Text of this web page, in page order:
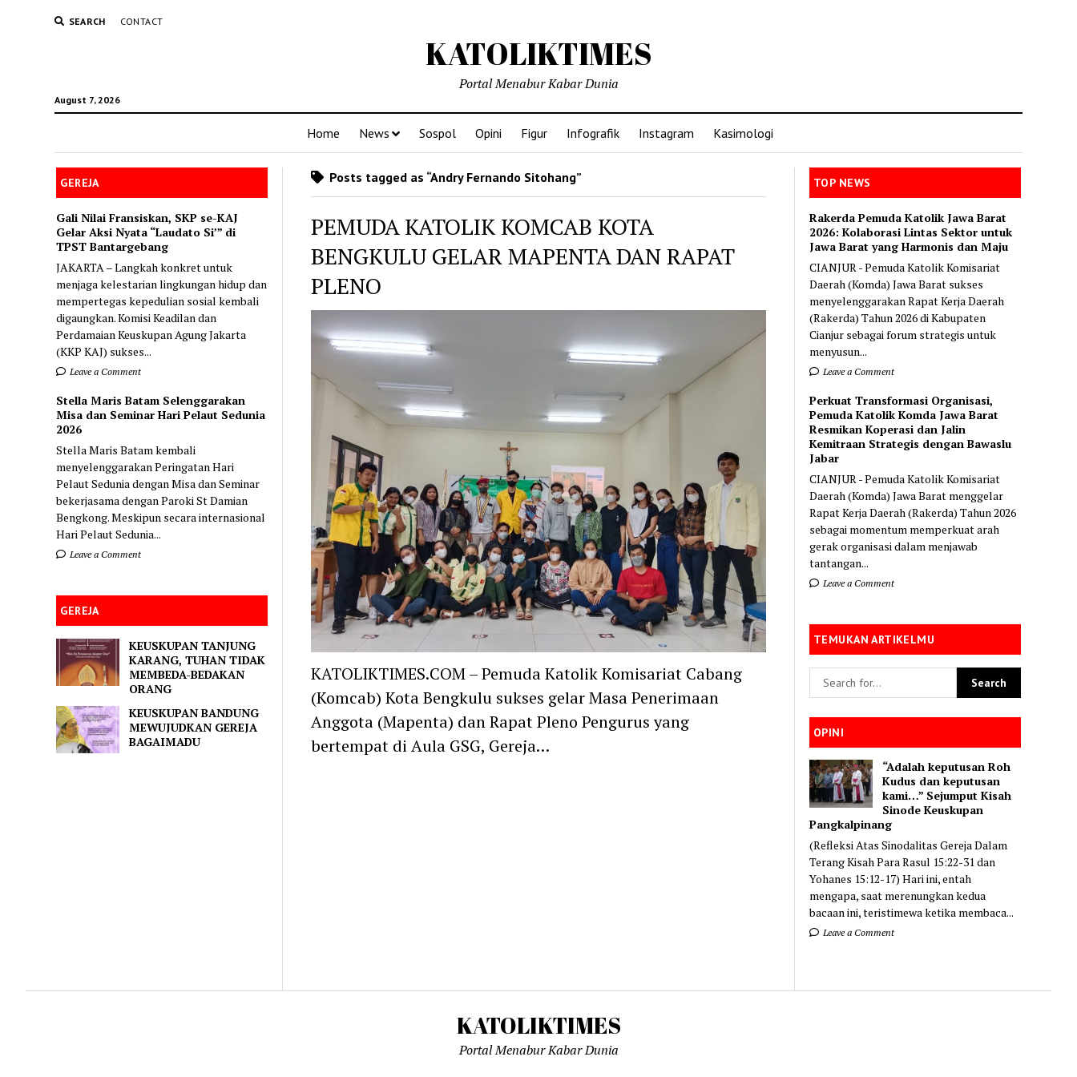
SEARCH CONTACT
KATOLIKTIMES
August 7, 2026
Portal Menabur Kabar Dunia
Home News Sospol Opini Figur Infografik Instagram Kasimologi
GEREJA
Gali Nilai Fransiskan, SKP se-KAJ
Gelar Aksi Nyata “Laudato Si’” di
TPST Bantargebang
JAKARTA – Langkah konkret untuk
menjaga kelestarian lingkungan hidup dan
mempertegas kepedulian sosial kembali
digaungkan. Komisi Keadilan dan
Perdamaian Keuskupan Agung Jakarta
(KKP KAJ) sukses...
Leave a Comment
Stella Maris Batam Selenggarakan
Misa dan Seminar Hari Pelaut Sedunia
2026
Stella Maris Batam kembali
menyelenggarakan Peringatan Hari
Pelaut Sedunia dengan Misa dan Seminar
bekerjasama dengan Paroki St Damian
Bengkong. Meskipun secara internasional
Hari Pelaut Sedunia...
Leave a Comment
GEREJA
KEUSKUPAN TANJUNG
KARANG, TUHAN TIDAK
MEMBEDA-BEDAKAN
ORANG
KEUSKUPAN BANDUNG
MEWUJUDKAN GEREJA
BAGAIMADU
Posts tagged as “Andry Fernando Sitohang”
PEMUDA KATOLIK KOMCAB KOTA
BENGKULU GELAR MAPENTA DAN RAPAT
PLENO
KATOLIKTIMES.COM – Pemuda Katolik Komisariat Cabang
(Komcab) Kota Bengkulu sukses gelar Masa Penerimaan
Anggota (Mapenta) dan Rapat Pleno Pengurus yang
bertempat di Aula GSG, Gereja…
TOP NEWS
Rakerda Pemuda Katolik Jawa Barat
2026: Kolaborasi Lintas Sektor untuk
Jawa Barat yang Harmonis dan Maju
CIANJUR - Pemuda Katolik Komisariat
Daerah (Komda) Jawa Barat sukses
menyelenggarakan Rapat Kerja Daerah
(Rakerda) Tahun 2026 di Kabupaten
Cianjur sebagai forum strategis untuk
menyusun...
Leave a Comment
Perkuat Transformasi Organisasi,
Pemuda Katolik Komda Jawa Barat
Resmikan Koperasi dan Jalin
Kemitraan Strategis dengan Bawaslu
Jabar
CIANJUR - Pemuda Katolik Komisariat
Daerah (Komda) Jawa Barat menggelar
Rapat Kerja Daerah (Rakerda) Tahun 2026
sebagai momentum memperkuat arah
gerak organisasi dalam menjawab
tantangan...
Leave a Comment
TEMUKAN ARTIKELMU
OPINI
“Adalah keputusan Roh
Kudus dan keputusan
kami…” Sejumput Kisah
Sinode Keuskupan
Pangkalpinang
(Refleksi Atas Sinodalitas Gereja Dalam
Terang Kisah Para Rasul 15:22-31 dan
Yohanes 15:12-17) Hari ini, entah
mengapa, saat merenungkan kedua
bacaan ini, teristimewa ketika membaca...
Leave a Comment
KATOLIKTIMES
Portal Menabur Kabar Dunia